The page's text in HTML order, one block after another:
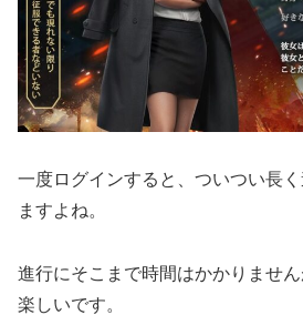
一度ログインすると、ついつい長
ますよね。
進行にそこまで時間はかかりませ
楽しいです。